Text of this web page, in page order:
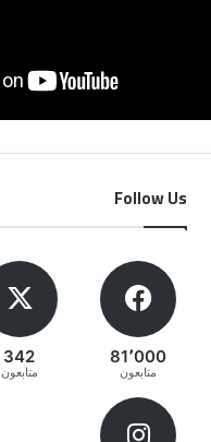
Follow Us
81٬000
متابعون
342
متابعون